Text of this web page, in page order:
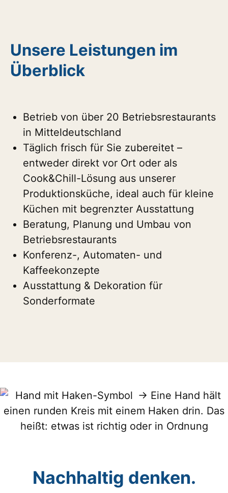
Unsere Leistungen im
Überblick
Betrieb von über 20 Betriebsrestaurants
in Mitteldeutschland
Täglich frisch für Sie zubereitet –
entweder direkt vor Ort oder als
Cook&Chill-Lösung aus unserer
Produktionsküche, ideal auch für kleine
Küchen mit begrenzter Ausstattung
Beratung, Planung und Umbau von
Betriebsrestaurants
Konferenz-, Automaten- und
Kaffeekonzepte
Ausstattung & Dekoration für
Sonderformate
Nachhaltig denken.